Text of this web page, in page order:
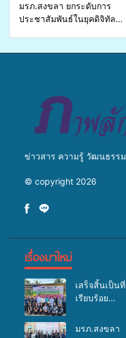
มรภ.สงขลา ยกระดับการ
ประชาสัมพันธ์ในยุคดิจิทัล
ข่าวสาร ความรู้ วัฒนธรรม
© copyright 2026
เรื่องมาใหม่
เสร็จสิ้นเป็นที่
เรียบร้อย
มรภ.สงขลา